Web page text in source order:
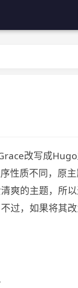
改写成
性质不同，原
爽的主题，所
过，如果将其